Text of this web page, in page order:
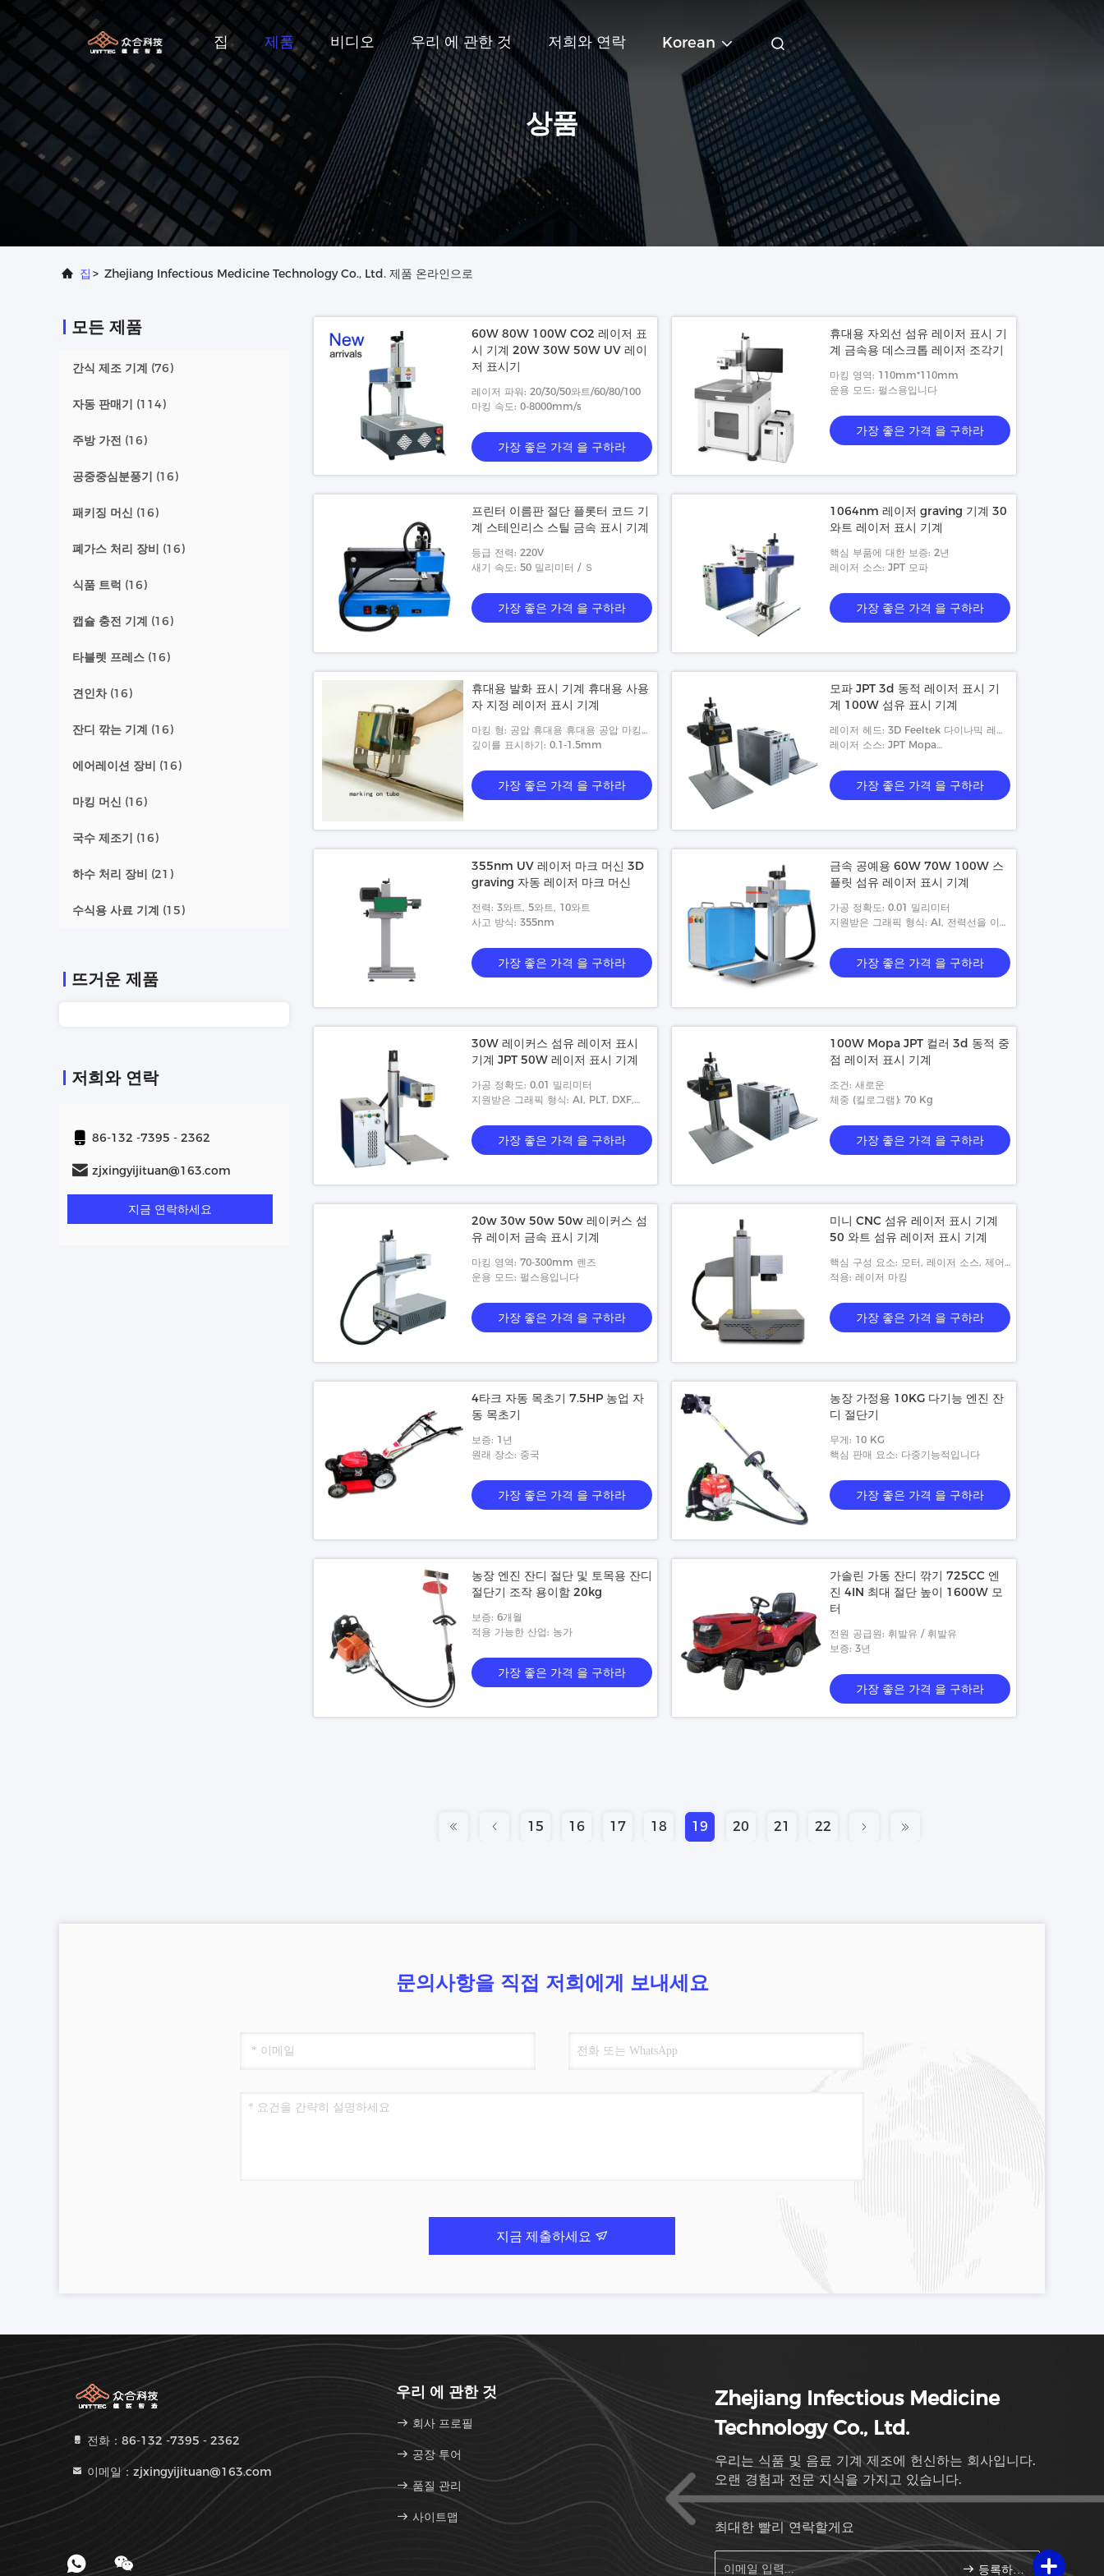
집 제품 비디오 우리 에 관한 것 저희와 연락 Korean
상품
집 > Zhejiang Infectious Medicine Technology Co., Ltd. 제품 온라인으로
모든 제품
간식 제조 기계 (76)
자동 판매기 (114)
주방 가전 (16)
공중중심분풍기 (16)
패키징 머신 (16)
폐가스 처리 장비 (16)
식품 트럭 (16)
캡슐 충전 기계 (16)
타블렛 프레스 (16)
견인차(16)
잔디 깎는 기계 (16)
에어레이션 장비 (16)
마킹 머신 (16)
국수 제조기 (16)
하수 처리 장비 (21)
수식용 사료 기계 (15)
뜨거운 제품
저희와 연락
86-132 -7395 - 2362
zjxingyijituan@163.com
지금 연락하세요
60W 80W 100W CO2 레이저 표
시 기계 20W 30W 50W UV 레이
저 표시기
레이저 파워: 20/30/50와트/60/80/100
마킹 속도: 0-8000mm/s
가장 좋은 가격 을 구하라
휴대용 자외선 섬유 레이저 표시 기
계 금속용 데스크톱 레이저 조각기
마킹 영역: 110mm*110mm
운용 모드: 펄스용입니다
가장 좋은 가격 을 구하라
프린터 이름판 절단 플롯터 코드 기
계 스테인리스 스틸 금속 표시 기계
등급 전력: 220V
새기 속도: 50 밀리미터 / Ｓ
가장 좋은 가격 을 구하라
1064nm 레이저 graving 기계 30
와트 레이저 표시 기계
핵심 부품에 대한 보증: 2년
레이저 소스: JPT 모파
가장 좋은 가격 을 구하라
휴대용 발화 표시 기계 휴대용 사용
자 지정 레이저 표시 기계
마킹 형: 공압 휴대용 휴대용 공압 마킹
머신
깊이를 표시하기: 0.1-1.5mm
가장 좋은 가격 을 구하라
모파 JPT 3d 동적 레이저 표시 기
계 100W 섬유 표시 기계
레이저 헤드: 3D Feeltek 다이나믹 레이
저 헤드
레이저 소스: JPT Mopa
가장 좋은 가격 을 구하라
355nm UV 레이저 마크 머신 3D
graving 자동 레이저 마크 머신
전력: 3와트, 5와트, 10와트
사고 방식: 355nm
가장 좋은 가격 을 구하라
금속 공예용 60W 70W 100W 스
플릿 섬유 레이저 표시 기계
가공 정확도: 0.01 밀리미터
지원받은 그래픽 형식: AI, 전력선을 이용
위그, LAS, DXP
가장 좋은 가격 을 구하라
30W 레이커스 섬유 레이저 표시
기계 JPT 50W 레이저 표시 기계
가공 정확도: 0.01 밀리미터
지원받은 그래픽 형식: AI, PLT, DXF,
가장 좋은 가격 을 구하라
100W Mopa JPT 컬러 3d 동적 중
점 레이저 표시 기계
조건: 새로운
체중 (킬로그램): 70 Kg
가장 좋은 가격 을 구하라
20w 30w 50w 50w 레이커스 섬
유 레이저 금속 표시 기계
마킹 영역: 70-300mm 렌즈
운용 모드: 펄스용입니다
가장 좋은 가격 을 구하라
미니 CNC 섬유 레이저 표시 기계
50 와트 섬유 레이저 표시 기계
핵심 구성 요소: 모터, 레이저 소스, 제어
카드
적용: 레이저 마킹
가장 좋은 가격 을 구하라
4타크 자동 목초기 7.5HP 농업 자
동 목초기
보증: 1년
원래 장소: 중국
가장 좋은 가격 을 구하라
농장 가정용 10KG 다기능 엔진 잔
디 절단기
무게: 10 KG
핵심 판매 요소: 다중기능적입니다
가장 좋은 가격 을 구하라
농장 엔진 잔디 절단 및 토목용 잔디
절단기 조작 용이함 20kg
보증: 6개월
적용 가능한 산업: 농가
가장 좋은 가격 을 구하라
가솔린 가동 잔디 깎기 725CC 엔
진 4IN 최대 절단 높이 1600W 모
터
전원 공급원: 휘발유 / 휘발유
보증: 3년
가장 좋은 가격 을 구하라
15 16 17 18 19 20 21 22
문의사항을 직접 저희에게 보내세요
지금 제출하세요
전화：86-132 -7395 - 2362
이메일：zjxingyijituan@163.com
우리 에 관한 것
회사 프로필
공장 투어
품질 관리
사이트맵
Zhejiang Infectious Medicine
Technology Co., Ltd.
우리는 식품 및 음료 기계 제조에 헌신하는 회사입니다.
오랜 경험과 전문 지식을 가지고 있습니다.
최대한 빨리 연락할게요
등록하세요